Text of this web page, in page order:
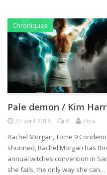
Chroniques
Pale demon / Kim
22 avril 2018 8 Zina
Rachel Morgan, Tome 9
shunned, Rachel Morgan has
annual witches convention in
she fails, the only way she can…